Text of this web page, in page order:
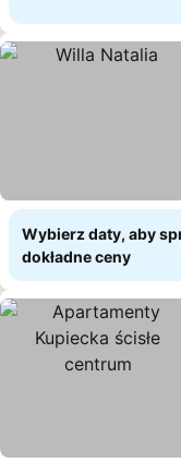
Wybierz daty, aby
dokładne ceny